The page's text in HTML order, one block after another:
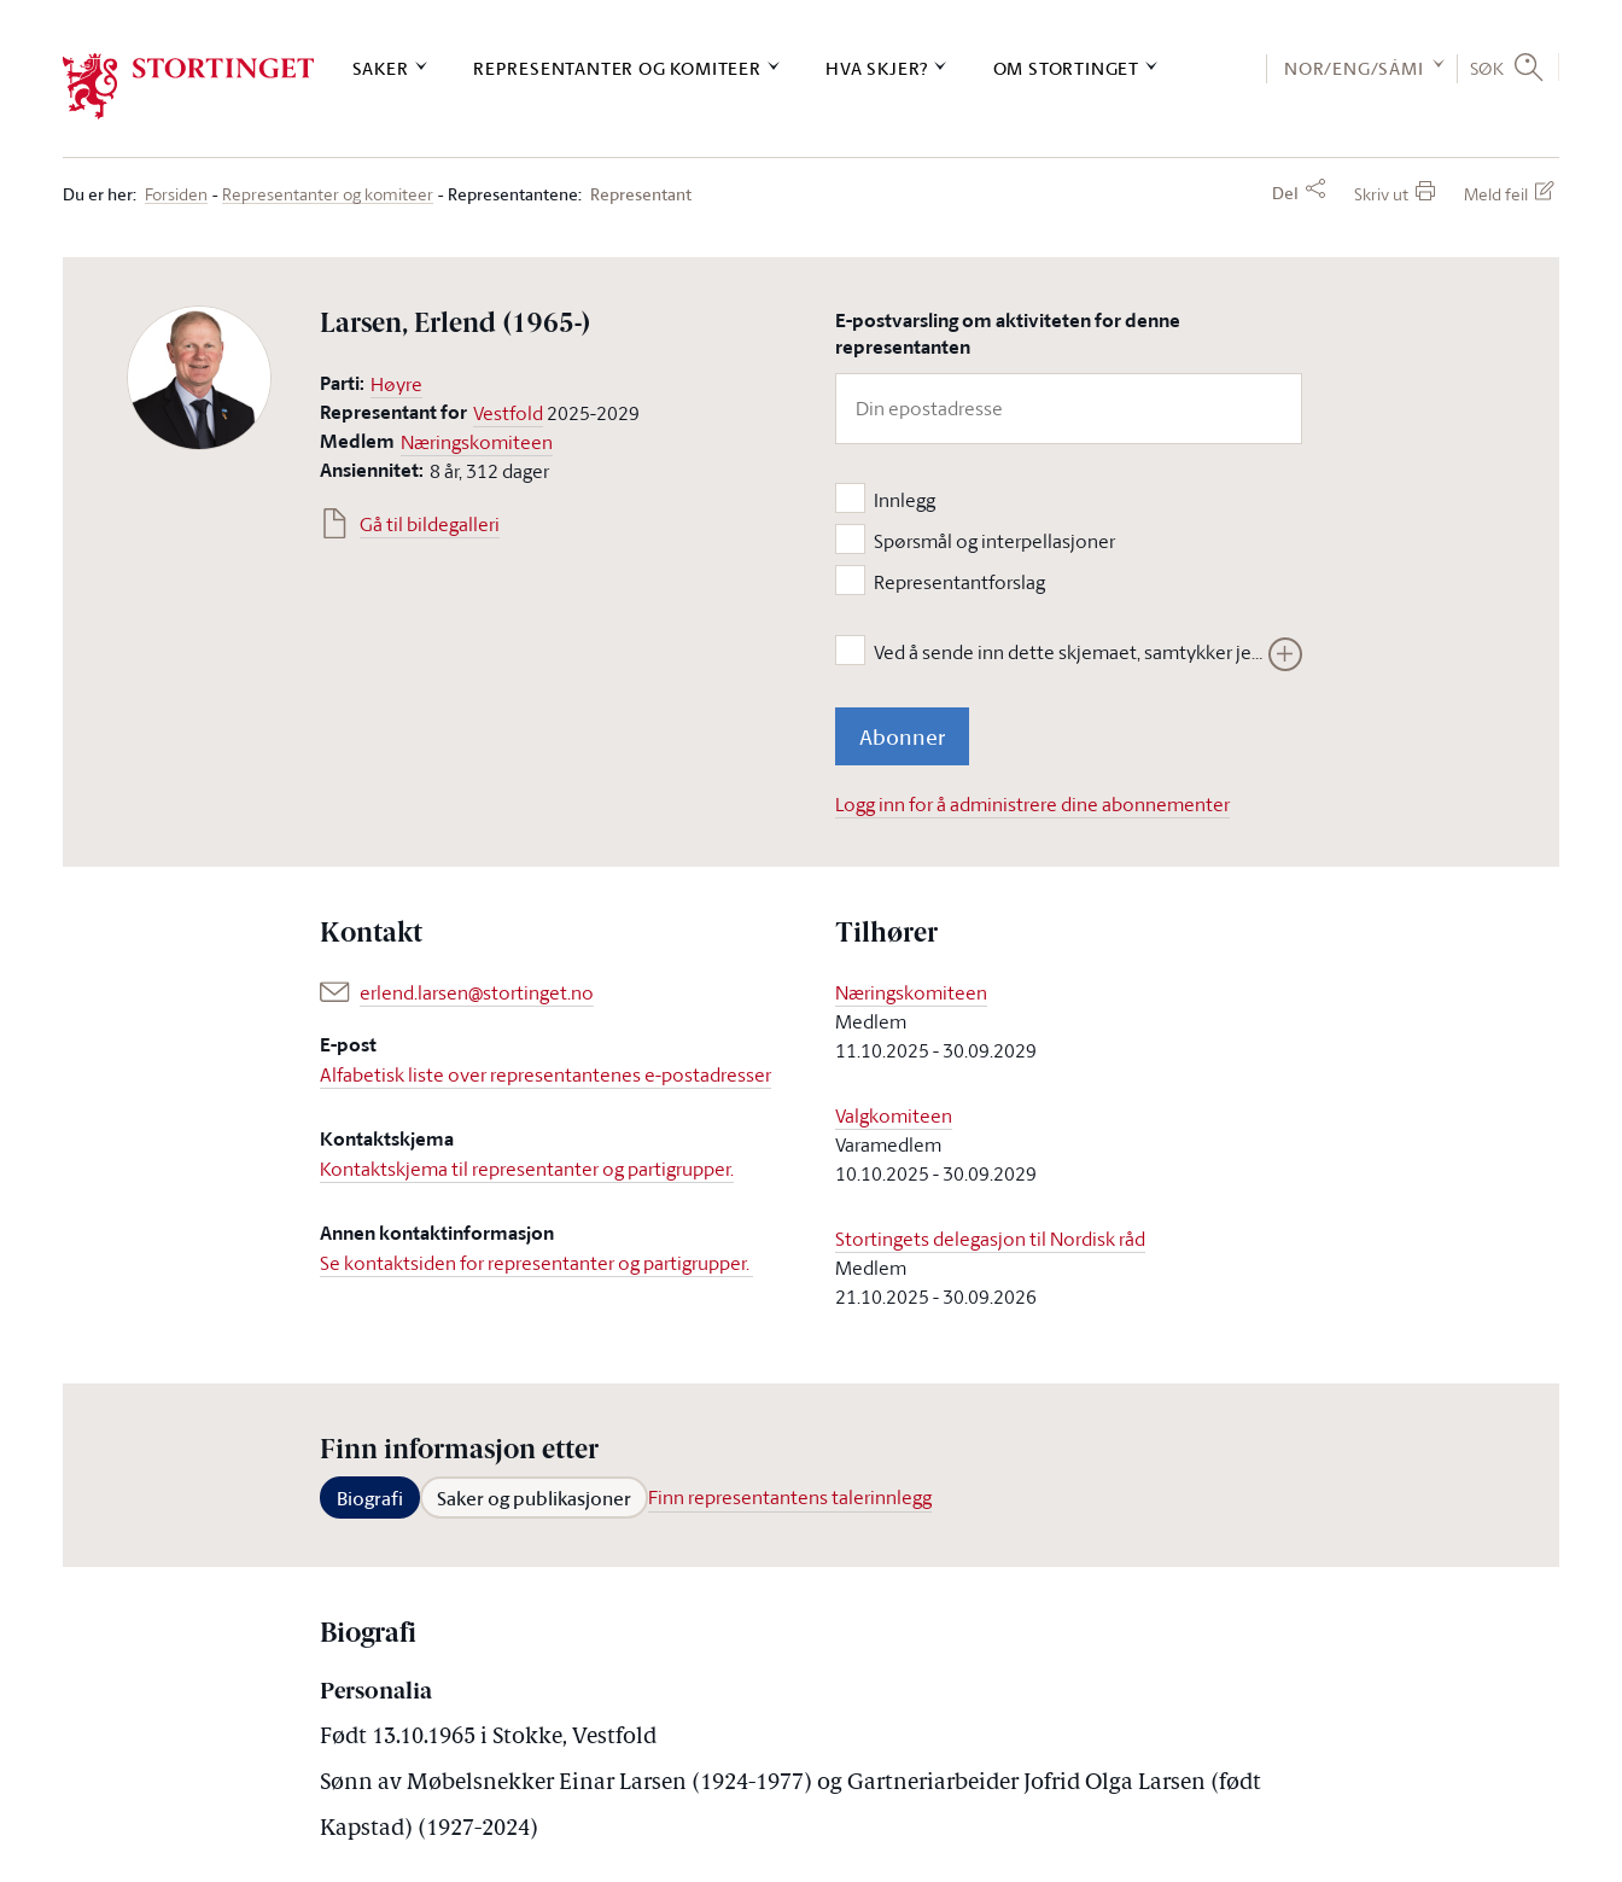
SAKER REPRESENTANTER OG KOMITEER HVA SKJER? OM STORTINGET NOR/ENG/SÁMI SØK
Du er her: Forsiden Representanter og komiteer Representantene: Representant Del Skriv ut Meld feil
Larsen, Erlend (1965-)
Parti: Høyre
Representant for Vestfold 2025-2029
Medlem Næringskomiteen
Ansiennitet: 8 år, 312 dager
Gå til bildegalleri
E-postvarsling om aktiviteten for denne
representanten
Innlegg
Spørsmål og interpellasjoner
Representantforslag
Ved å sende inn dette skjemaet, samtykker jeg i at Stortinget kan lagre opplysningene jeg har gitt i skjemaet. Opplysningene vil ikke bli brukt til annet enn å kunne gjennomføre den bestilte tjenesten. Les vår
Abonner
Logg inn for å administrere dine abonnementer
Kontakt
erlend.larsen@stortinget.no
E-post
Alfabetisk liste over representantenes e-postadresser
Kontaktskjema
Kontaktskjema til representanter og partigrupper.
Annen kontaktinformasjon
Se kontaktsiden for representanter og partigrupper.
Tilhører
Næringskomiteen
Medlem
11.10.2025-30.09.2029
Valgkomiteen
Varamedlem
10.10.2025-30.09.2029
Stortingets delegasjon til Nordisk råd
Medlem
21.10.2025-30.09.2026
Finn informasjon etter
Biografi Saker og publikasjoner Finn representantens talerinnlegg
Biografi
Personalia
Født 13.10.1965 i Stokke, Vestfold
Sønn av Møbelsnekker Einar Larsen (1924-1977) og Gartneriarbeider Jofrid Olga Larsen (født
Kapstad) (1927-2024)